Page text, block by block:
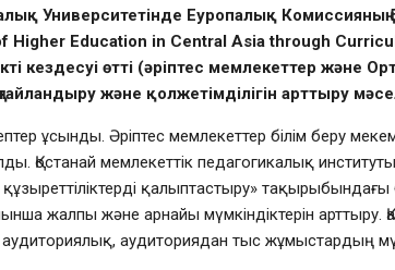
Университетінде Еуропалық Комиссияның
Higher Education in Central Аsia through
өтті (әріптес мемлекеттер және
және қолжетімділігін арттыру
ұсынды. Әріптес мемлекеттер білім беру
Қостанай мемлекеттік педагогикалық
қалыптастыру»
жалпы және арнайы мүмкіндіктерін арттыру.
аудиториядан тыс жұмыстардың